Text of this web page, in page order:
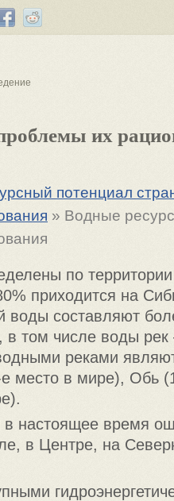
их
потенциал
» Водные
по
приходится на
воды составляют
в том числе воды
реками
место в мире), Обь
настоящее время
в Центре, на